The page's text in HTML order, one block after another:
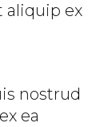
aliquip ex
nostrud
ea